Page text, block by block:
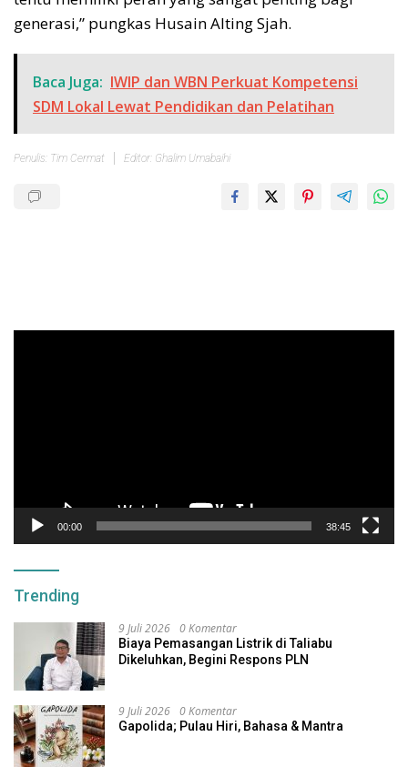
generasi,” pungkas Husain Alting Sjah.
Baca Juga: IWIP dan WBN Perkuat Kompetensi
SDM Lokal Lewat Pendidikan dan Pelatihan
Penulis: Tim Cermat Editor: Ghalim Umabaihi
00:00 38:45
Trending
9 Juli 2026 0 Komentar
Biaya Pemasangan Listrik di Taliabu
Dikeluhkan, Begini Respons PLN
9 Juli 2026 0 Komentar
Gapolida; Pulau Hiri, Bahasa & Mantra